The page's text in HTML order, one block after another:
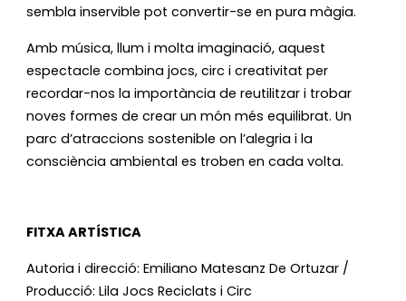
sembla inservible pot convertir-se en pura màgia.
Amb música, llum i molta imaginació, aquest
espectacle combina jocs, circ i creativitat per
recordar-nos la importància de reutilitzar i trobar
noves formes de crear un món més equilibrat. Un
parc d’atraccions sostenible on l’alegria i la
consciència ambiental es troben en cada volta.
FITXA ARTÍSTICA
Autoria i direcció: Emiliano Matesanz De Ortuzar /
Producció: Lila Jocs Reciclats i Circ